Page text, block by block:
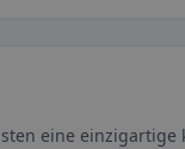
eine einzigartige